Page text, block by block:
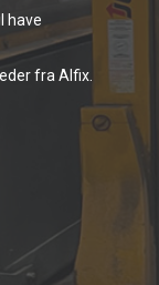
have
fra Alfix.